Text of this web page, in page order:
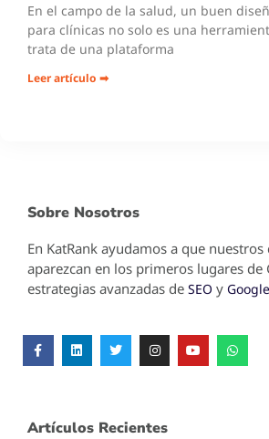
En el campo de la salud, un buen
para clínicas no solo es una
trata de una plataforma
Leer artículo ➡
Sobre Nosotros
En KatRank ayudamos a que nuestros
aparezcan en los primeros lugares de
estrategias avanzadas de SEO y
Artículos Recientes